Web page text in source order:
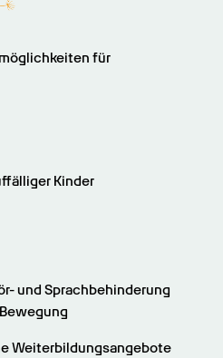
für
Kinder
und Sprachbehinderung
Weiterbildungsangebote